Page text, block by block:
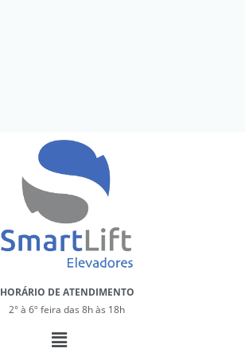
HORÁRIO DE ATENDIMENTO
2° à 6º feira das 8h às 18h
Menu